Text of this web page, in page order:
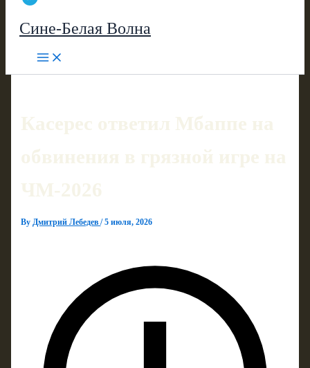
Сине-Белая Волна
Касерес ответил Мбаппе на
обвинения в грязной игре на
ЧМ‑2026
ByДмитрий Лебедев/5 июля, 2026